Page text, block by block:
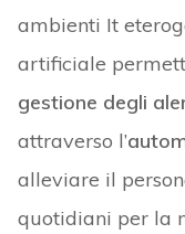
ambienti It
artificiale
gestione degli
attraverso l’
alleviare il
quotidiani per la